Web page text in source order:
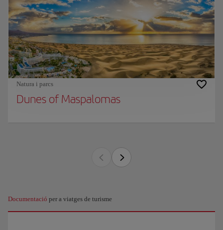
Natura i parcs
Dunes of Maspalomas
Documentació per a viatges de turisme